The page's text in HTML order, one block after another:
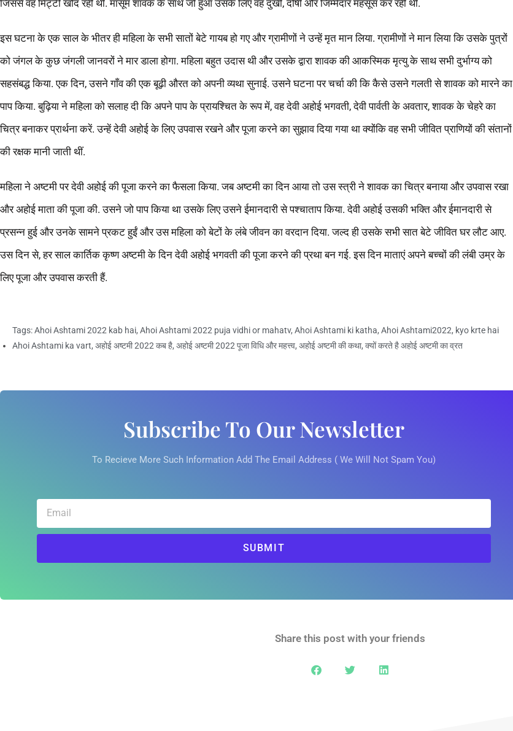
जिससे वह मिट्टी खोद रही थी. मासूम शावक के साथ जो हुआ उसके लिए वह दुखी, दोषी और जिम्मेदार महसूस कर रही थी.
इस घटना के एक साल के भीतर ही महिला के सभी सातों बेटे गायब हो गए और ग्रामीणों ने उन्हें मृत मान लिया. ग्रामीणों ने मान लिया कि उसके पुत्रों
को जंगल के कुछ जंगली जानवरों ने मार डाला होगा. महिला बहुत उदास थी और उसके द्वारा शावक की आकस्मिक मृत्यु के साथ सभी दुर्भाग्य को
सहसंबद्ध किया. एक दिन, उसने गाँव की एक बूढ़ी औरत को अपनी व्यथा सुनाई. उसने घटना पर चर्चा की कि कैसे उसने गलती से शावक को मारने का
पाप किया. बुढ़िया ने महिला को सलाह दी कि अपने पाप के प्रायश्चित के रूप में, वह देवी अहोई भगवती, देवी पार्वती के अवतार, शावक के चेहरे का
चित्र बनाकर प्रार्थना करें. उन्हें देवी अहोई के लिए उपवास रखने और पूजा करने का सुझाव दिया गया था क्योंकि वह सभी जीवित प्राणियों की संतानों
की रक्षक मानी जाती थीं.
महिला ने अष्टमी पर देवी अहोई की पूजा करने का फैसला किया. जब अष्टमी का दिन आया तो उस स्त्री ने शावक का चित्र बनाया और उपवास रखा
और अहोई माता की पूजा की. उसने जो पाप किया था उसके लिए उसने ईमानदारी से पश्चाताप किया. देवी अहोई उसकी भक्ति और ईमानदारी से
प्रसन्न हुई और उनके सामने प्रकट हुईं और उस महिला को बेटों के लंबे जीवन का वरदान दिया. जल्द ही उसके सभी सात बेटे जीवित घर लौट आए.
उस दिन से, हर साल कार्तिक कृष्ण अष्टमी के दिन देवी अहोई भगवती की पूजा करने की प्रथा बन गई. इस दिन माताएं अपने बच्चों की लंबी उम्र के
लिए पूजा और उपवास करती हैं.
Tags:Ahoi Ashtami 2022 kab hai, Ahoi Ashtami 2022 puja vidhi or mahatv, Ahoi Ashtami ki katha, Ahoi Ashtami2022, kyo krte hai
Ahoi Ashtami ka vart, अहोई अष्टमी 2022 कब है, अहोई अष्टमी 2022 पूजा विधि और महत्त्व, अहोई अष्टमी की कथा, क्यों करते है अहोई अष्टमी का व्रत
Subscribe To Our Newsletter
To Recieve More Such Information Add The Email Address ( We Will Not Spam You)
SUBMIT
Share this post with your friends